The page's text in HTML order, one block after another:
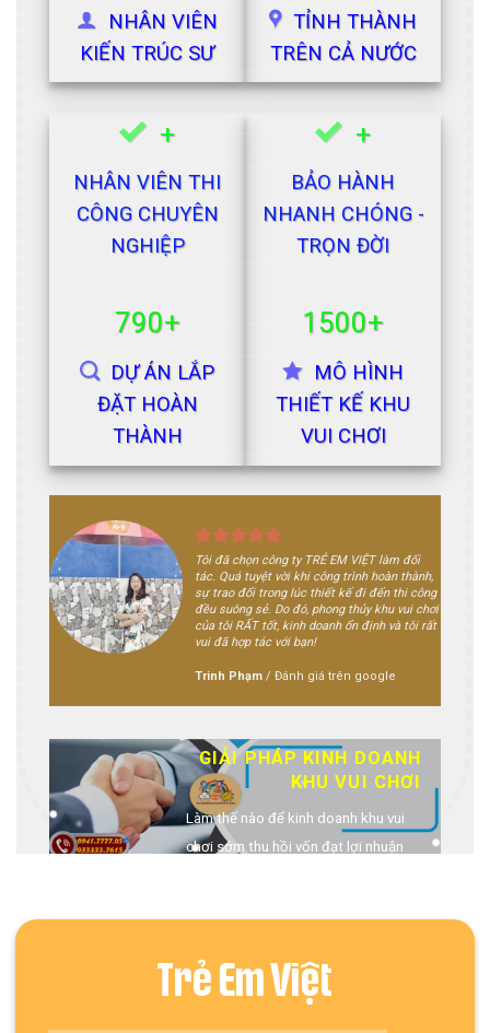
NHÂN VIÊN
KIẾN TRÚC SƯ
TỈNH THÀNH
TRÊN CẢ NƯỚC
+
NHÂN VIÊN THI
CÔNG CHUYÊN
NGHIỆP
790+
DỰ ÁN LẮP
ĐẶT HOÀN
THÀNH
+
BẢO HÀNH
NHANH CHÓNG -
TRỌN ĐỜI
1500+
MÔ HÌNH
THIẾT KẾ KHU
VUI CHƠI
Tôi đã chọn công ty TRẺ EM VIỆT làm đối
tác. Quá tuyệt vời khi công trình hoàn thành,
sự trao đổi trong lúc thiết kế đi đến thi công
đều suông sẻ. Do đó, phong thủy khu vui chơi
của tôi RẤT tốt, kinh doanh ổn định và tôi rất
vui đã hợp tác với bạn!
Trinh Phạm / Đánh giá trên google
GIẢI PHÁP KINH DOANH
KHU VUI CHƠI
Làm thế nào để kinh doanh khu vui
chơi sớm thu hồi vốn đạt lợi nhuận
Xem Thêm
Trẻ Em Việt